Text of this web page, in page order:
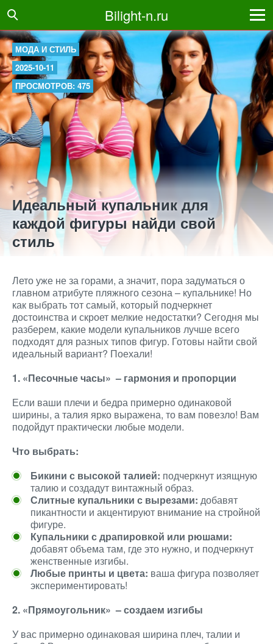
Bilight-n.ru
МОДА И СТИЛЬ
2025-10-11
ПРОСМОТРОВ: 475
Идеальный купальник для
каждой фигуры найди свой
стиль
Лето уже не за горами, а значит, пора задуматься о
главном атрибуте пляжного сезона – купальнике! Но
как выбрать тот самый, который подчеркнет
достоинства и скроет мелкие недостатки? Сегодня мы
разберем, какие модели купальников лучше всего
подходят для разных типов фигур. Готовы найти свой
идеальный вариант? Поехали!
1. «Песочные часы» – гармония и пропорции
Если ваши плечи и бедра примерно одинаковой
ширины, а талия ярко выражена, то вам повезло! Вам
подойдут практически любые модели.
Что выбрать:
Бикини с высокой талией: подчеркнут изящную
талию и создадут винтажный образ.
Слитные купальники с вырезами: добавят
пикантности и акцентируют внимание на стройной
фигуре.
Купальники с драпировкой или рюшами:
добавят объема там, где это нужно, и подчеркнут
женственные изгибы.
Любые принты и цвета: ваша фигура позволяет
экспериментировать!
2. «Прямоугольник» – создаем изгибы
У вас примерно одинаковая ширина плеч, талии и